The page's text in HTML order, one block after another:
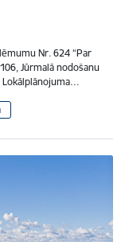
Nr. 624 “Par
Jūrmalā nodošanu
Lokālplānojuma…